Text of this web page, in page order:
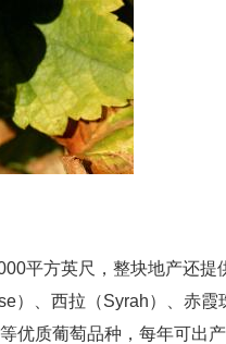
平方英尺，整块地产还
）、西拉（Syrah）、赤
优质葡萄品种，每年可出